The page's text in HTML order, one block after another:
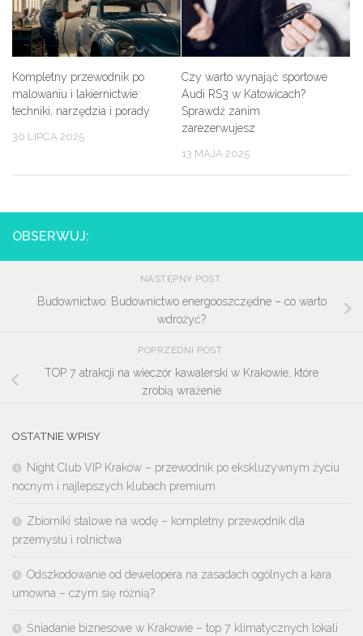
Kompletny przewodnik po
malowaniu i lakiernictwie:
techniki, narzędzia i porady
30 LIPCA 2025
Czy warto wynająć sportowe
Audi RS3 w Katowicach?
Sprawdź zanim
zarezerwujesz
13 MAJA 2025
OBSERWUJ:
NASTĘPNY POST
Budownictwo: Budownictwo energooszczędne – co warto
wdrożyć?
POPRZEDNI POST
TOP 7 atrakcji na wieczór kawalerski w Krakowie, które
zrobią wrażenie
OSTATNIE WPISY
Night Club VIP Kraków – przewodnik po ekskluzywnym życiu
nocnym i najlepszych klubach premium
Zbiorniki stalowe na wodę – kompletny przewodnik dla
przemysłu i rolnictwa
Odszkodowanie od dewelopera na zasadach ogólnych a kara
umowna – czym się różnią?
Śniadanie biznesowe w Krakowie – top 7 klimatycznych lokali